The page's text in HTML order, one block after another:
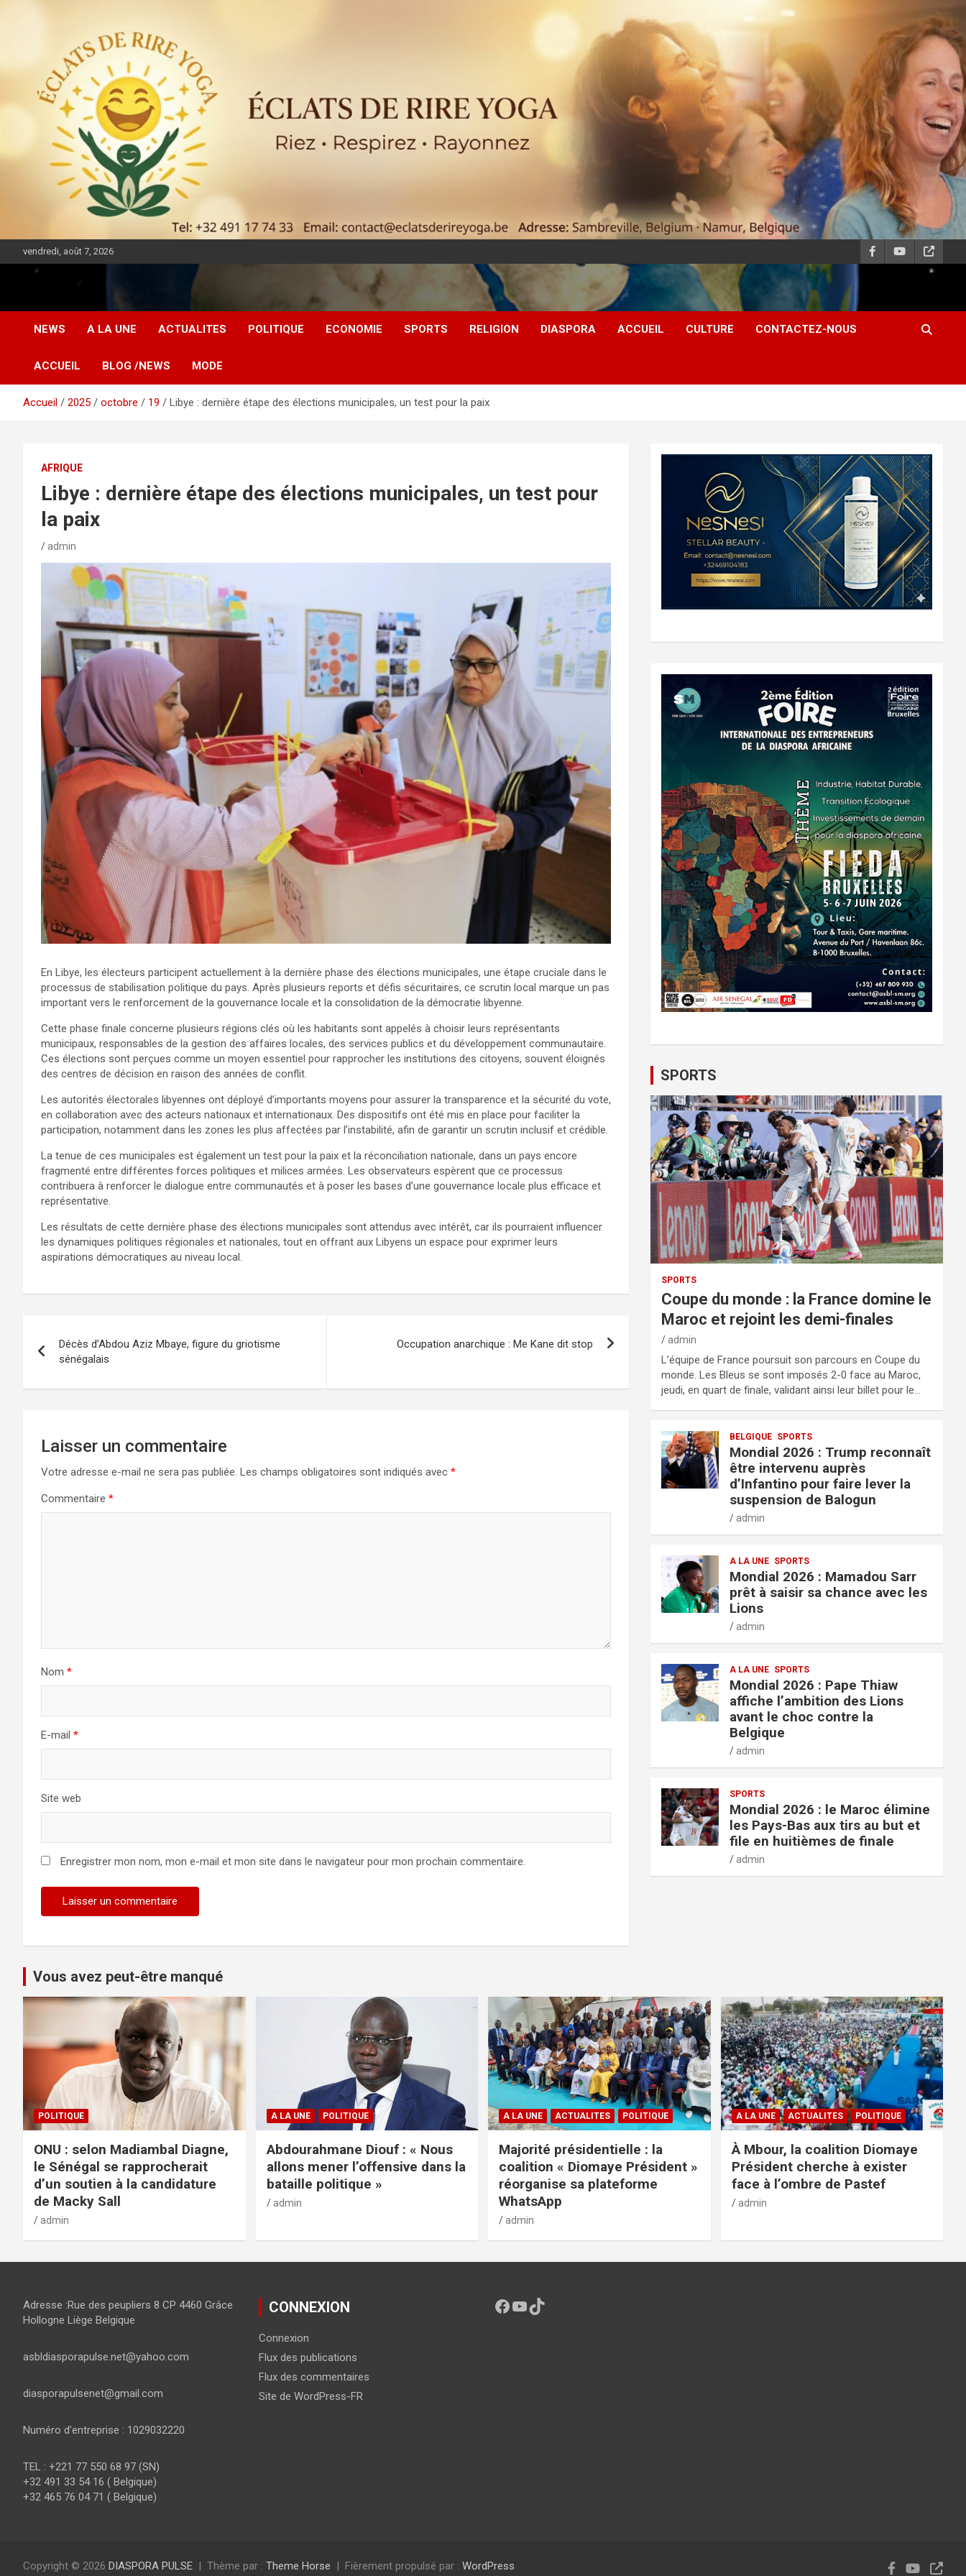
vendredi, août 7, 2026
DIASPORA PULSE
NEWS A LA UNE ACTUALITES POLITIQUE ECONOMIE SPORTS RELIGION DIASPORA ACCUEIL CULTURE CONTACTEZ-NOUS
ACCUEIL BLOG /NEWS MODE
Accueil 2025 octobre 19 Libye : dernière étape des élections municipales, un test pour la paix
AFRIQUE
Libye : dernière étape des élections municipales, un test pour
la paix
admin
En Libye, les électeurs participent actuellement à la dernière phase des élections municipales, une étape cruciale dans le
processus de stabilisation politique du pays. Après plusieurs reports et défis sécuritaires, ce scrutin local marque un pas
important vers le renforcement de la gouvernance locale et la consolidation de la démocratie libyenne.
Cette phase finale concerne plusieurs régions clés où les habitants sont appelés à choisir leurs représentants
municipaux, responsables de la gestion des affaires locales, des services publics et du développement communautaire.
Ces élections sont perçues comme un moyen essentiel pour rapprocher les institutions des citoyens, souvent éloignés
des centres de décision en raison des années de conflit.
Les autorités électorales libyennes ont déployé d’importants moyens pour assurer la transparence et la sécurité du vote,
en collaboration avec des acteurs nationaux et internationaux. Des dispositifs ont été mis en place pour faciliter la
participation, notamment dans les zones les plus affectées par l’instabilité, afin de garantir un scrutin inclusif et crédible.
La tenue de ces municipales est également un test pour la paix et la réconciliation nationale, dans un pays encore
fragmenté entre différentes forces politiques et milices armées. Les observateurs espèrent que ce processus
contribuera à renforcer le dialogue entre communautés et à poser les bases d’une gouvernance locale plus efficace et
représentative.
Les résultats de cette dernière phase des élections municipales sont attendus avec intérêt, car ils pourraient influencer
les dynamiques politiques régionales et nationales, tout en offrant aux Libyens un espace pour exprimer leurs
aspirations démocratiques au niveau local.
Décès d’Abdou Aziz Mbaye, figure du griotisme
sénégalais
Occupation anarchique : Me Kane dit stop
Laisser un commentaire
Votre adresse e-mail ne sera pas publiée. Les champs obligatoires sont indiqués avec *
Commentaire *
Nom *
E-mail *
Site web
Enregistrer mon nom, mon e-mail et mon site dans le navigateur pour mon prochain commentaire.
SPORTS
SPORTS
Coupe du monde : la France domine le
Maroc et rejoint les demi-finales
admin
L’équipe de France poursuit son parcours en Coupe du
monde. Les Bleus se sont imposés 2-0 face au Maroc,
jeudi, en quart de finale, validant ainsi leur billet pour le…
BELGIQUE SPORTS
Mondial 2026 : Trump reconnaît
être intervenu auprès
d’Infantino pour faire lever la
suspension de Balogun
admin
A LA UNE SPORTS
Mondial 2026 : Mamadou Sarr
prêt à saisir sa chance avec les
Lions
admin
A LA UNE SPORTS
Mondial 2026 : Pape Thiaw
affiche l’ambition des Lions
avant le choc contre la
Belgique
admin
SPORTS
Mondial 2026 : le Maroc élimine
les Pays-Bas aux tirs au but et
file en huitièmes de finale
admin
Vous avez peut-être manqué
POLITIQUE
ONU : selon Madiambal Diagne,
le Sénégal se rapprocherait
d’un soutien à la candidature
de Macky Sall
admin
A LA UNE POLITIQUE
Abdourahmane Diouf : « Nous
allons mener l’offensive dans la
bataille politique »
admin
A LA UNE ACTUALITES POLITIQUE
Majorité présidentielle : la
coalition « Diomaye Président »
réorganise sa plateforme
WhatsApp
admin
A LA UNE ACTUALITES POLITIQUE
À Mbour, la coalition Diomaye
Président cherche à exister
face à l’ombre de Pastef
admin
Adresse :Rue des peupliers 8 CP 4460 Grâce
Hollogne Liège Belgique
asbldiasporapulse.net@yahoo.com
diasporapulsenet@gmail.com
Numéro d’entreprise : 1029032220
TEL : +221 77 550 68 97 (SN)
+32 491 33 54 16 ( Belgique)
+32 465 76 04 71 ( Belgique)
CONNEXION
Connexion
Flux des publications
Flux des commentaires
Site de WordPress-FR
Copyright © 2026 DIASPORA PULSE Thème par : Theme Horse Fièrement propulsé par : WordPress